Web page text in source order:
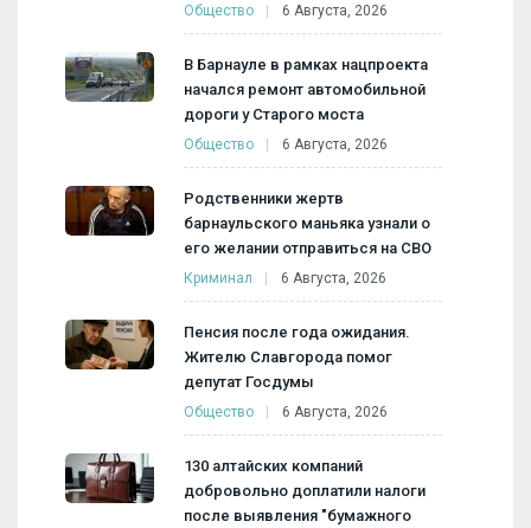
Общество 6 Августа, 2026
В Барнауле в рамках нацпроекта
начался ремонт автомобильной
дороги у Старого моста
Общество 6 Августа, 2026
Родственники жертв
барнаульского маньяка узнали о
его желании отправиться на СВО
Криминал 6 Августа, 2026
Пенсия после года ожидания.
Жителю Славгорода помог
депутат Госдумы
Общество 6 Августа, 2026
130 алтайских компаний
добровольно доплатили налоги
после выявления "бумажного